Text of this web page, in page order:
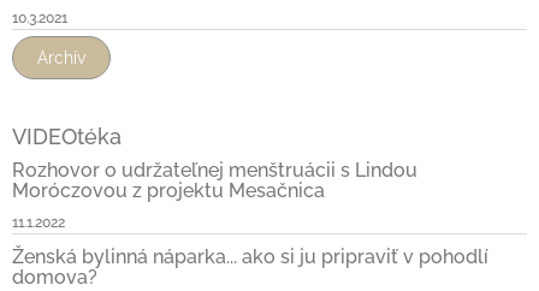
10.3.2021
Archív
VIDEOtéka
Rozhovor o udržateľnej menštruácii s Lindou
Moróczovou z projektu Mesačnica
11.1.2022
Ženská bylinná náparka... ako si ju pripraviť v pohodlí
domova?